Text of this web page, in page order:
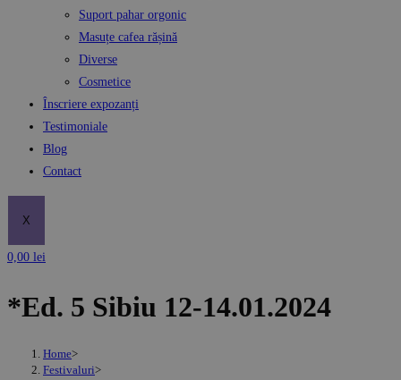
Suport pahar orgonic
Masuțe cafea rășină
Diverse
Cosmetice
Înscriere expozanți
Testimoniale
Blog
Contact
X
0,00 lei
*Ed. 5 Sibiu 12-14.01.2024
Home>
Festivaluri>